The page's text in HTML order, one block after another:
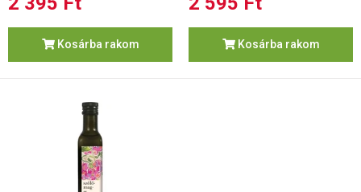
Kosárba rakom Kosárba rakom